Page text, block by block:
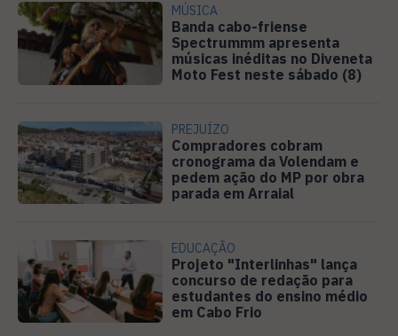
MÚSICA
Banda cabo-friense
Spectrummm apresenta
músicas inéditas no Diveneta
Moto Fest neste sábado (8)
PREJUÍZO
Compradores cobram
cronograma da Volendam e
pedem ação do MP por obra
parada em Arraial
EDUCAÇÃO
Projeto "Interlinhas" lança
concurso de redação para
estudantes do ensino médio
em Cabo Frio